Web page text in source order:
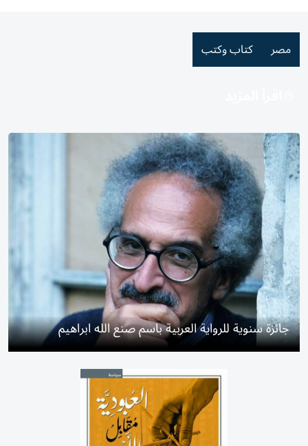
مصر كتاب وكتب
جائزة سنوية للرواية العربية باسم صنع الله ابراهيم